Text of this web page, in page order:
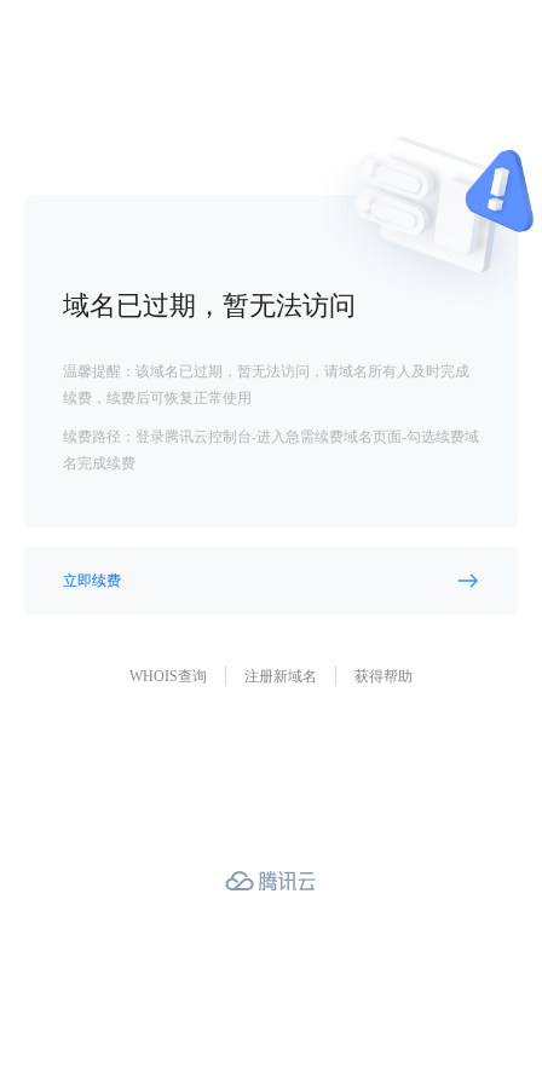
域名已过期，暂无法访问
温馨提醒：该域名已过期，暂无法访问，请域名所有人及时完成
续费，续费后可恢复正常使用
续费路径：登录腾讯云控制台-进入急需续费域名页面-勾选续费域
名完成续费
立即续费
WHOIS查询 注册新域名 获得帮助